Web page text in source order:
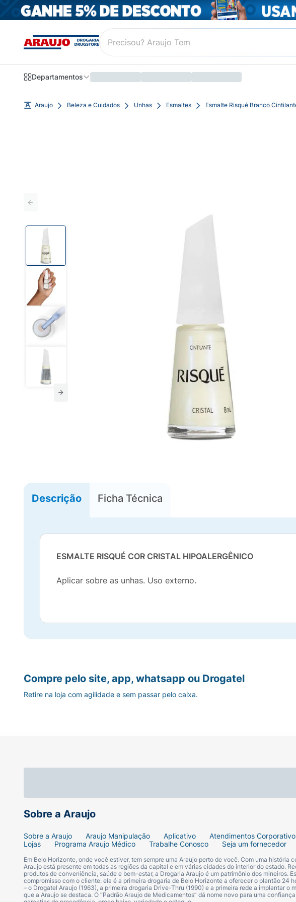
Departamentos
Araujo Beleza e Cuidados Unhas Esmaltes Esmalte Risqué Branco
Descrição Ficha Técnica
ESMALTE RISQUÉ COR CRISTAL HIPOALERGÊNICO
Aplicar sobre as unhas. Uso externo.
Sobre a Araujo
Sobre a Araujo Araujo Manipulação Aplicativo Atendimentos
Lojas
Programa Araujo Médico Trabalhe Conosco Seja um fornecedor
Em Belo Horizonte, onde você estiver, tem sempre uma Araujo perto de você. Com uma
Araujo está presente em todas as regiões da capital e em várias cidades do interior do estado.
produtos de conveniência, saúde e bem-estar, a Drogaria Araujo é um patrimônio dos mineiros.
compromisso com o cliente: ela é a primeira drogaria de Belo Horizonte a oferecer o plantão 24
– o Drogatel Araujo (1963), a primeira drogaria Drive-Thru (1990) e a primeira rede a implantar o
que a Araujo se destaca. O “Padrão Araujo de Medicamentos” dá nome novo para uma
Compre pelo site, app, whatsapp ou Drogatel
Retire na loja com agilidade e sem passar pelo caixa.